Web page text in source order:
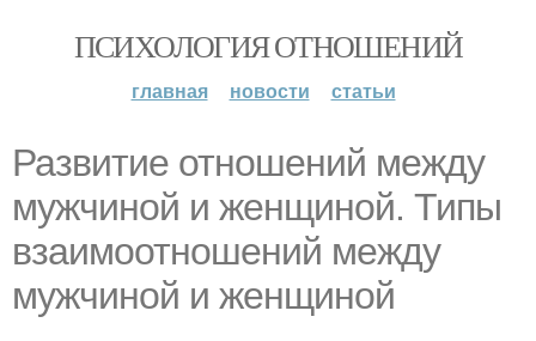
ПСИХОЛОГИЯ ОТНОШЕНИЙ
главная новости статьи
Развитие отношений между
мужчиной и женщиной. Типы
взаимоотношений между
мужчиной и женщиной